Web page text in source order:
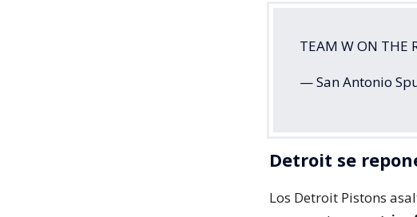
TEAM W ON THE
— San Antonio
Detroit se
Los Detroit Pistons